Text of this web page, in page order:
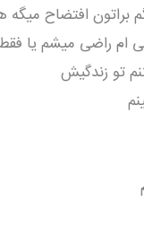
افتضاح میگه
ام راضی میشم یا
تو زندگیش